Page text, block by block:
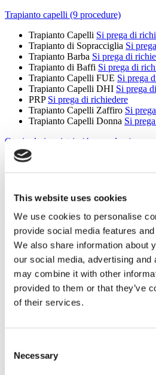
This website uses cookies
We use cookies to personalise
provide social media features
We also share information about
our social media, advertising and
may combine it with other
provided to them or that they’ve
of their services.
Selection
Necessary
Trapianto capelli (9 procedure)
Trapianto Capelli Si prega di
Trapianto di Sopracciglia Si
Trapianto Barba Si prega di
Trapianto di Baffi Si prega di
Trapianto Capelli FUE Si prega
Trapianto Capelli DHI Si prega
PRP Si prega di richiedere
Trapianto Capelli Zaffiro Si
Trapianto Capelli Donna Si
Otorinolaringoiatria (4 procedure)
Settoplastica
Otorinolaringoiatria Si prega di
Adenotonsillectomia Si prega di
Mostra Altro +
Aperto nei weekend
Aperto 24 ore
Servizio di pick-up all'aeroporto
Prenotazione alberghiera
Servizio di pick-up in hotel
Tour e servizi vacanza
Consultazione medica online
Strutture